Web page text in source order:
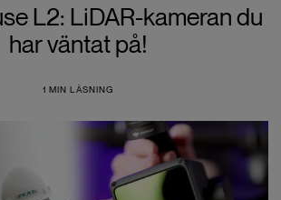
L2: LiDAR-kameran du
har väntat på!
1 MIN LÄSNING